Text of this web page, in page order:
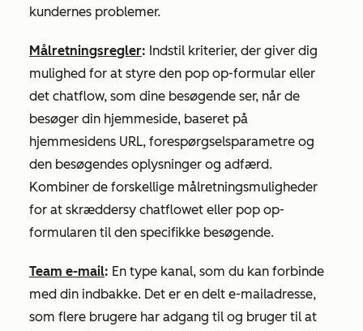
kundernes problemer.
Målretningsregler: Indstil kriterier, der giver dig
mulighed for at styre den pop op-formular eller
det chatflow, som dine besøgende ser, når de
besøger din hjemmeside, baseret på
hjemmesidens URL, forespørgselsparametre og
den besøgendes oplysninger og adfærd.
Kombiner de forskellige målretningsmuligheder
for at skræddersy chatflowet eller pop op-
formularen til den specifikke besøgende.
Team e-mail: En type kanal, som du kan forbinde
med din indbakke. Det er en delt e-mailadresse,
som flere brugere har adgang til og bruger til at